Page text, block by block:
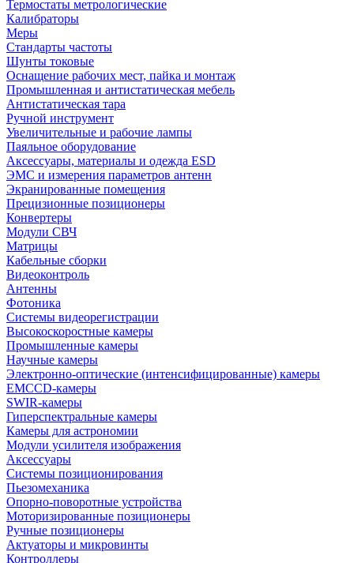
Термостаты метрологические
Калибраторы
Меры
Стандарты частоты
Шунты токовые
Оснащение рабочих мест, пайка и монтаж
Промышленная и антистатическая мебель
Антистатическая тара
Ручной инструмент
Увеличительные и рабочие лампы
Паяльное оборудование
Аксессуары, материалы и одежда ESD
ЭМС и измерения параметров антенн
Экранированные помещения
Прецизионные позиционеры
Конвертеры
Модули СВЧ
Матрицы
Кабельные сборки
Видеоконтроль
Антенны
Фотоника
Cистемы видеорегистрации
Высокоскоростные камеры
Промышленные камеры
Научные камеры
Электронно-оптические (интенсифицированные) камеры
EMCCD-камеры
SWIR-камеры
Гиперспектральные камеры
Камеры для астрономии
Модули усилителя изображения
Аксессуары
Системы позиционирования
Пьезомеханика
Опорно-поворотные устройства
Моторизированные позиционеры
Ручные позиционеры
Актуаторы и микровинты
Контроллеры